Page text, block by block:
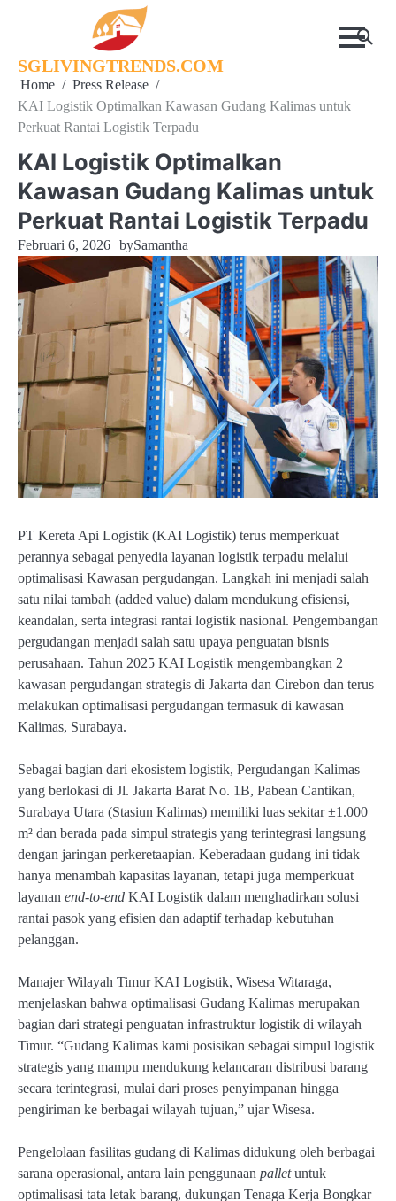
SGLIVINGTRENDS.COM
Home
Press Release
KAI Logistik Optimalkan Kawasan Gudang Kalimas untuk
Perkuat Rantai Logistik Terpadu
KAI Logistik Optimalkan
Kawasan Gudang Kalimas untuk
Perkuat Rantai Logistik Terpadu
Februari 6, 2026 bySamantha
PT Kereta Api Logistik (KAI Logistik) terus memperkuat
perannya sebagai penyedia layanan logistik terpadu melalui
optimalisasi Kawasan pergudangan. Langkah ini menjadi salah
satu nilai tambah (added value) dalam mendukung efisiensi,
keandalan, serta integrasi rantai logistik nasional. Pengembangan
pergudangan menjadi salah satu upaya penguatan bisnis
perusahaan. Tahun 2025 KAI Logistik mengembangkan 2
kawasan pergudangan strategis di Jakarta dan Cirebon dan terus
melakukan optimalisasi pergudangan termasuk di kawasan
Kalimas, Surabaya.
Sebagai bagian dari ekosistem logistik, Pergudangan Kalimas
yang berlokasi di Jl. Jakarta Barat No. 1B, Pabean Cantikan,
Surabaya Utara (Stasiun Kalimas) memiliki luas sekitar ±1.000
m² dan berada pada simpul strategis yang terintegrasi langsung
dengan jaringan perkeretaapian. Keberadaan gudang ini tidak
hanya menambah kapasitas layanan, tetapi juga memperkuat
layanan end-to-end KAI Logistik dalam menghadirkan solusi
rantai pasok yang efisien dan adaptif terhadap kebutuhan
pelanggan.
Manajer Wilayah Timur KAI Logistik, Wisesa Witaraga,
menjelaskan bahwa optimalisasi Gudang Kalimas merupakan
bagian dari strategi penguatan infrastruktur logistik di wilayah
Timur. “Gudang Kalimas kami posisikan sebagai simpul logistik
strategis yang mampu mendukung kelancaran distribusi barang
secara terintegrasi, mulai dari proses penyimpanan hingga
pengiriman ke berbagai wilayah tujuan,” ujar Wisesa.
Pengelolaan fasilitas gudang di Kalimas didukung oleh berbagai
sarana operasional, antara lain penggunaan palletuntuk
optimalisasi tata letak barang, dukungan Tenaga Kerja Bongkar